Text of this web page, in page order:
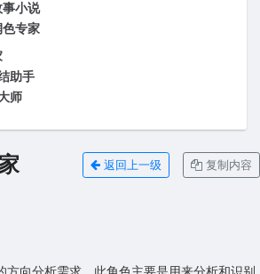
小说
专家
助手
师
返回上一级 复制内容